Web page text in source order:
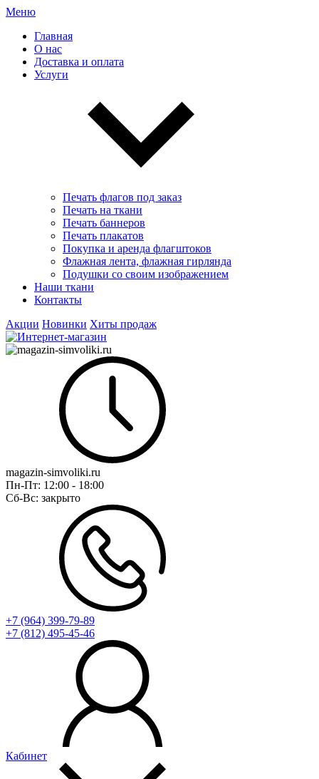
Меню
Главная
О нас
Доставка и оплата
Услуги
Печать флагов под заказ
Печать на ткани
Печать баннеров
Печать плакатов
Покупка и аренда флагштоков
Флажная лента, флажная гирлянда
Подушки со своим изображением
Наши ткани
Контакты
Акции Новинки Хиты продаж
magazin-simvoliki.ru
Пн-Пт: 12:00 - 18:00
Сб-Вс: закрыто
+7 (964) 399-79-89
+7 (812) 495-45-46
Кабинет